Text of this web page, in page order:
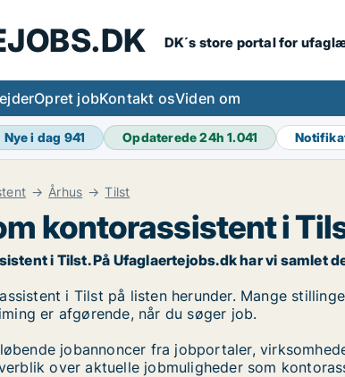
DK´s store portal for
Opret jobKontakt osViden om
Nye i dag 941 Opdaterede 24h1.041
Århus Tilst
kontorassistent i
i Tilst. På Ufaglaertejobs.dk har vi samlet
i Tilst på listen herunder. Mange
er afgørende, når du søger job.
jobannoncer fra jobportaler,
over aktuelle jobmuligheder som